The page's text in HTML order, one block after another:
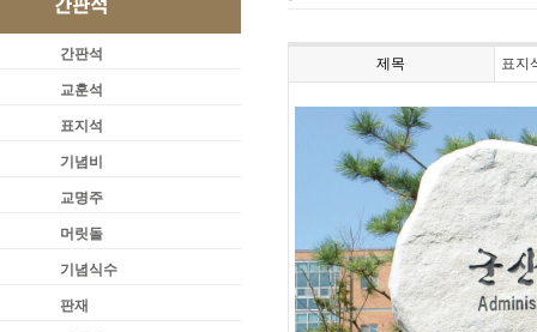
간판석
교훈석
표지석
기념비
교명주
머릿돌
기념식수
판재
제목 표지